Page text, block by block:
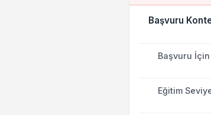
Başvuru
Başvuru
Eğitim